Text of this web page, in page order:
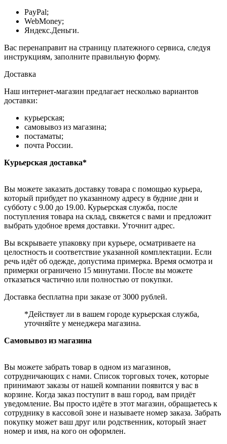
PayPal;
WebMoney;
Яндекс.Деньги.
Вас перенаправит на страницу платежного сервиса, следуя
инструкциям, заполните правильную форму.
Доставка
Наш интернет-магазин предлагает несколько вариантов
доставки:
курьерская;
самовывоз из магазина;
постаматы;
почта России.
Курьерская доставка*
Вы можете заказать доставку товара с помощью курьера,
который прибудет по указанному адресу в будние дни и
субботу с 9.00 до 19.00. Курьерская служба, после
поступления товара на склад, свяжется с вами и предложит
выбрать удобное время доставки. Уточнит адрес.
Вы вскрываете упаковку при курьере, осматриваете на
целостность и соответствие указанной комплектации. Если
речь идёт об одежде, допустима примерка. Время осмотра и
примерки ограничено 15 минутами. После вы можете
отказаться частично или полностью от покупки.
Доставка бесплатна при заказе от 3000 рублей.
*Действует ли в вашем городе курьерская служба,
уточняйте у менеджера магазина.
Самовывоз из магазина
Вы можете забрать товар в одном из магазинов,
сотрудничающих с нами. Список торговых точек, которые
принимают заказы от нашей компании появится у вас в
корзине. Когда заказ поступит в ваш город, вам придёт
уведомление. Вы просто идёте в этот магазин, обращаетесь к
сотруднику в кассовой зоне и называете номер заказа. Забрать
покупку может ваш друг или родственник, который знает
номер и имя, на кого он оформлен.